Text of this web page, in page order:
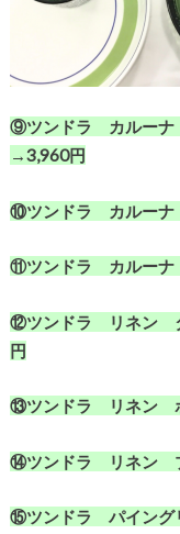
⑨ツンドラ カルー
→3,960円
⑩ツンドラ カルー
⑪ツンドラ カルー
⑫ツンドラ リネン
円
⑬ツンドラ リネン
⑭ツンドラ リネン
⑮ツンドラ パイング